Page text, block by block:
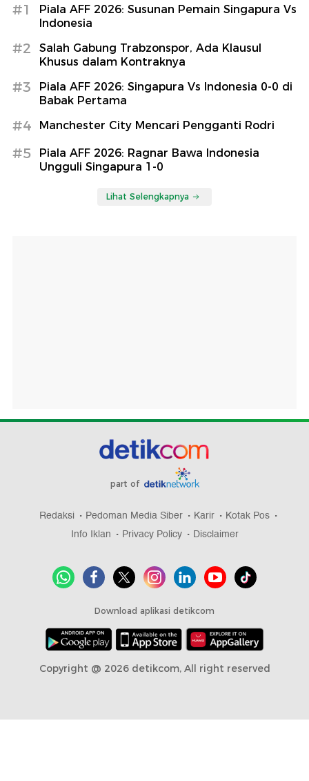
#1
Piala AFF 2026: Susunan Pemain Singapura Vs
Indonesia
#2
Salah Gabung Trabzonspor, Ada Klausul
Khusus dalam Kontraknya
#3
Piala AFF 2026: Singapura Vs Indonesia 0-0 di
Babak Pertama
#4 Manchester City Mencari Pengganti Rodri
#5
Piala AFF 2026: Ragnar Bawa Indonesia
Ungguli Singapura 1-0
Lihat Selengkapnya
part of
Redaksi Pedoman Media Siber Karir
Kotak Pos
Info Iklan
Privacy Policy Disclaimer
Download aplikasi detikcom
Copyright @ 2026 detikcom, All right reserved